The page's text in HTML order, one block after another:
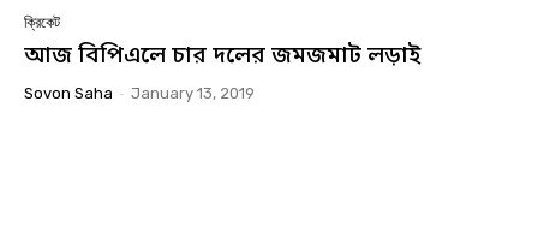
ক্রিকেট
আজ বিপিএলে চার দলের জমজমাট লড়াই
Sovon Saha - January 13, 2019